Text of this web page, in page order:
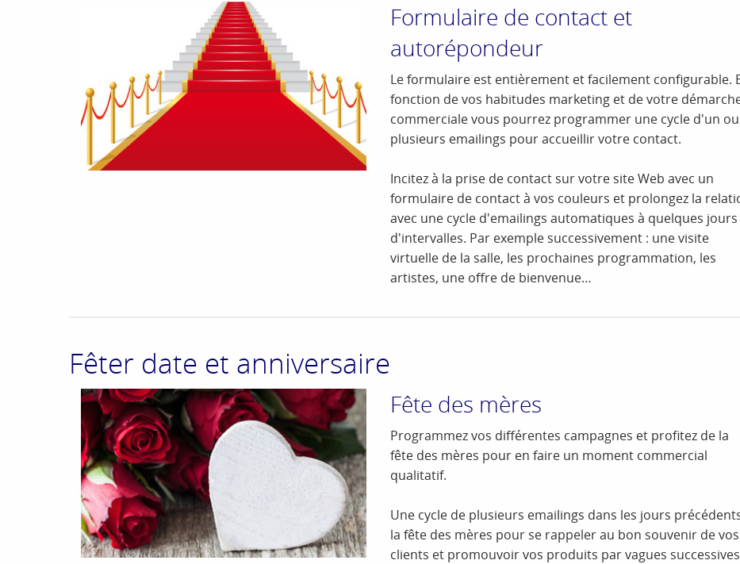
Formulaire de contact et
autorépondeur
Le formulaire est entièrement et facilement configurable.
fonction de vos habitudes marketing et de votre
commerciale vous pourrez programmer une cycle d'un ou
plusieurs emailings pour accueillir votre contact.
Incitez à la prise de contact sur votre site Web avec un
formulaire de contact à vos couleurs et prolongez la
avec une cycle d'emailings automatiques à quelques jours
d'intervalles. Par exemple successivement : une visite
virtuelle de la salle, les prochaines programmation, les
artistes, une offre de bienvenue…
Fêter date et anniversaire
Fête des mères
Programmez vos différentes campagnes et profitez de la
fête des mères pour en faire un moment commercial
qualitatif.
Une cycle de plusieurs emailings dans les jours
la fête des mères pour se rappeler au bon souvenir de vos
clients et promouvoir vos produits par vagues